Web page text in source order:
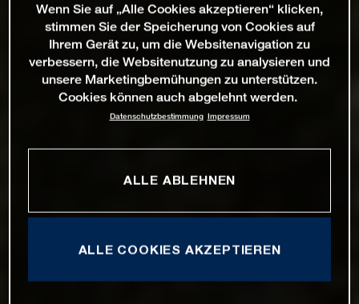
Wenn Sie auf „Alle Cookies akzeptieren“ klicken,
stimmen Sie der Speicherung von Cookies auf
Ihrem Gerät zu, um die Websitenavigation zu
verbessern, die Websitenutzung zu analysieren und
unsere Marketingbemühungen zu unterstützen.
Cookies können auch abgelehnt werden.
Datenschutzbestimmung Impressum
ALLE ABLEHNEN
ALLE COOKIES AKZEPTIEREN